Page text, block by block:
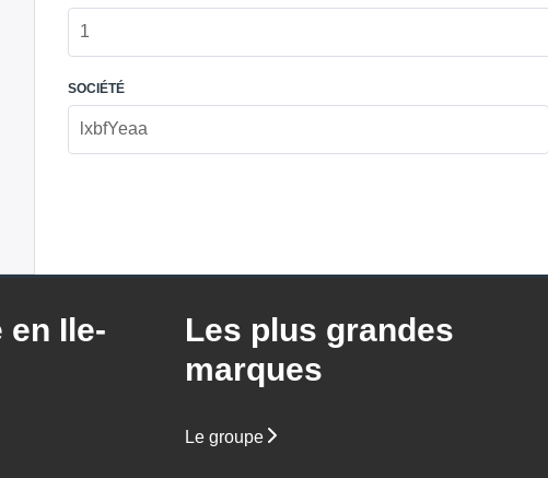
SOCIÉTÉ
en Ile-
Les plus grandes
marques
Le groupe